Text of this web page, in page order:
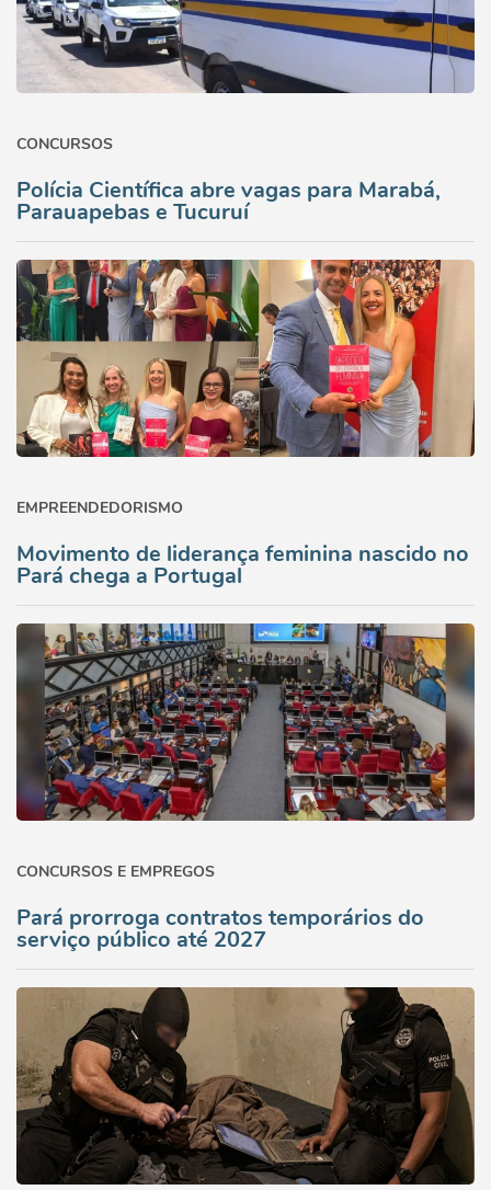
CONCURSOS
Polícia Científica abre vagas para Marabá,
Parauapebas e Tucuruí
EMPREENDEDORISMO
Movimento de liderança feminina nascido no
Pará chega a Portugal
CONCURSOS E EMPREGOS
Pará prorroga contratos temporários do
serviço público até 2027